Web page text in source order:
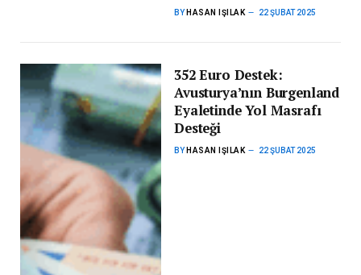
BY HASAN IŞILAK 22 ŞUBAT 2025
352 Euro Destek:
Avusturya’nın Burgenland
Eyaletinde Yol Masrafı
Desteği
BY HASAN IŞILAK 22 ŞUBAT 2025